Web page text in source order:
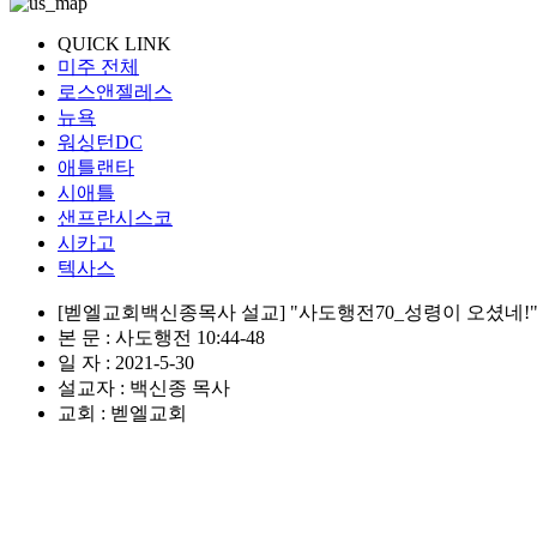
QUICK LINK
미주 전체
로스앤젤레스
뉴욕
워싱턴DC
애틀랜타
시애틀
샌프란시스코
시카고
텍사스
[벧엘교회백신종목사 설교] "사도행전70_성령이 오셨네!"
본 문 : 사도행전 10:44-48
일 자 : 2021-5-30
설교자 : 백신종 목사
교회 : 벧엘교회